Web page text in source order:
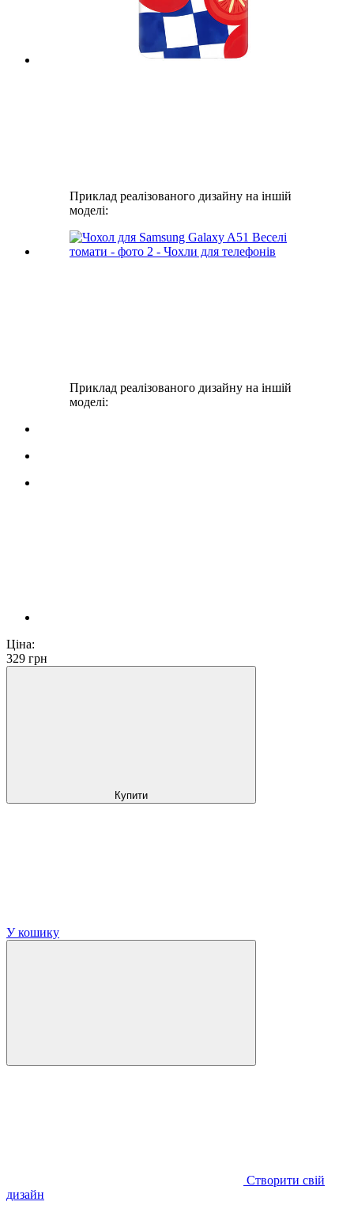
Приклад реалізованого дизайну на іншій
моделі:
Приклад реалізованого дизайну на іншій
моделі:
Ціна:
329 грн
Купити
У кошику
Створити свій
дизайн